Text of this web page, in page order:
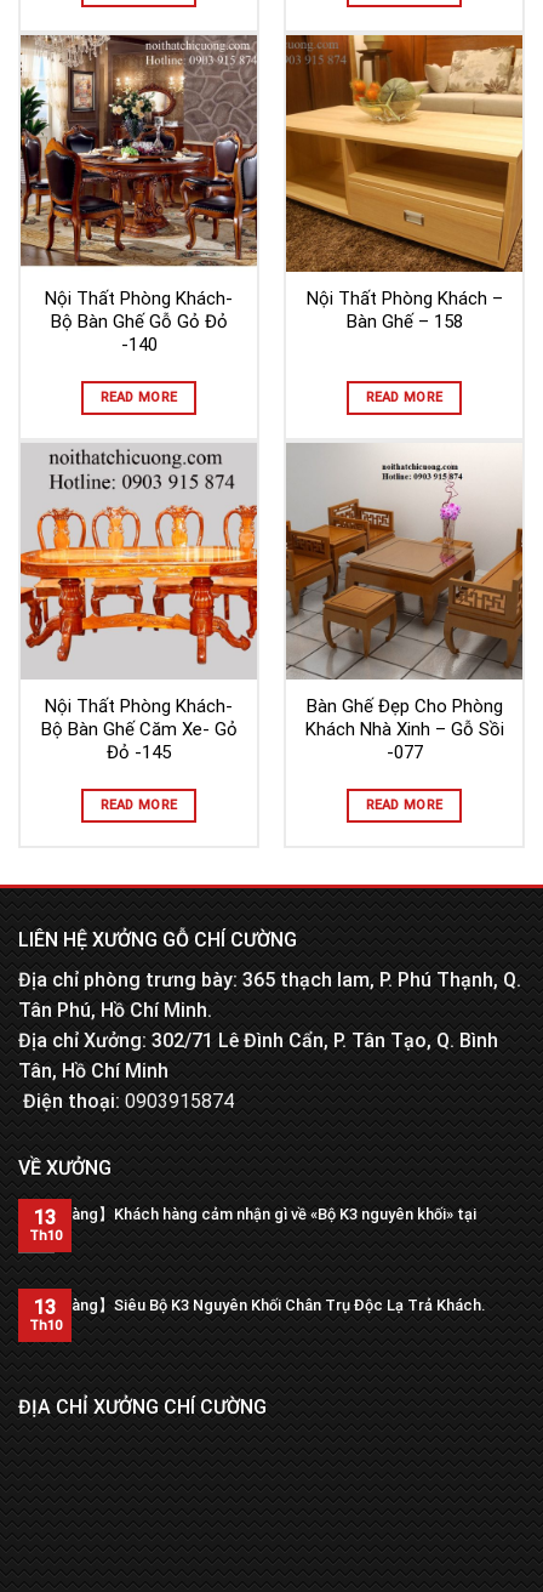
Nội Thất Phòng Khách-
Bộ Bàn Ghế Gỗ Gỏ Đỏ
-140
READ MORE
Nội Thất Phòng Khách –
Bàn Ghế – 158
READ MORE
Nội Thất Phòng Khách-
Bộ Bàn Ghế Căm Xe- Gỏ
Đỏ -145
READ MORE
Bàn Ghế Đẹp Cho Phòng
Khách Nhà Xinh – Gỗ Sồi
-077
READ MORE
LIÊN HỆ XƯỞNG GỖ CHÍ CƯỜNG
Địa chỉ phòng trưng bày: 365 thạch lam, P. Phú Thạnh, Q.
Tân Phú, Hồ Chí Minh.
Địa chỉ Xưởng: 302/71 Lê Đình Cẩn, P. Tân Tạo, Q. Bình
Tân, Hồ Chí Minh
Điện thoại:0903915874
VỀ XƯỞNG
【Trả hàng】Khách hàng cảm nhận gì về «Bộ K3 nguyên khối» tại
xưởng?
13
Th10
【Trả hàng】Siêu Bộ K3 Nguyên Khối Chân Trụ Độc Lạ Trả Khách.
13
Th10
ĐỊA CHỈ XƯỞNG CHÍ CƯỜNG